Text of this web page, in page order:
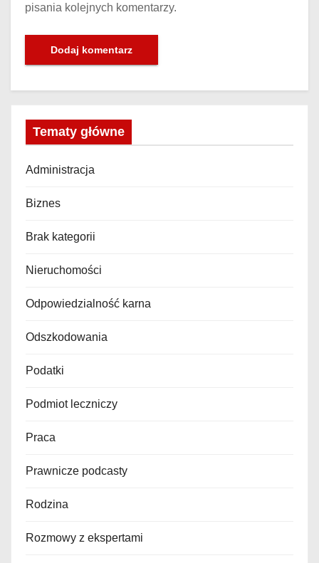
pisania kolejnych komentarzy.
Tematy główne
Administracja
Biznes
Brak kategorii
Nieruchomości
Odpowiedzialność karna
Odszkodowania
Podatki
Podmiot leczniczy
Praca
Prawnicze podcasty
Rodzina
Rozmowy z ekspertami